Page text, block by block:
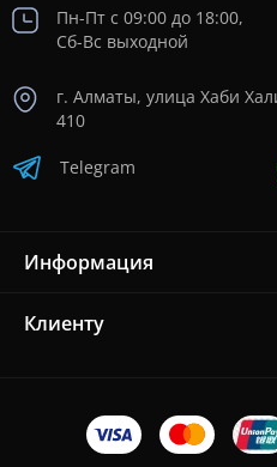
Пн-Пт с 09:00 до 18:00,
Сб-Вс выходной
г. Алматы, улица Хаби
410
Telegram
Информация
Клиенту